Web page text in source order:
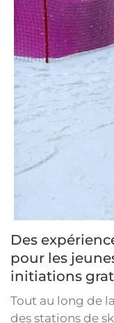
Des
pour les
initiations
Tout au long de
des stations de